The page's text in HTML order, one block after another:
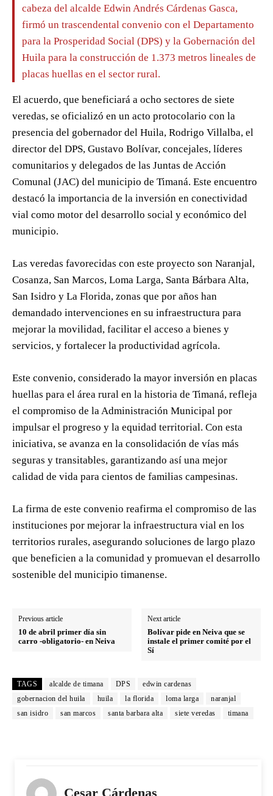
cabeza del alcalde Edwin Andrés Cárdenas Gasca,
firmó un trascendental convenio con el Departamento
para la Prosperidad Social (DPS) y la Gobernación del
Huila para la construcción de 1.373 metros lineales de
placas huellas en el sector rural.
El acuerdo, que beneficiará a ocho sectores de siete
veredas, se oficializó en un acto protocolario con la
presencia del gobernador del Huila, Rodrigo Villalba, el
director del DPS, Gustavo Bolívar, concejales, líderes
comunitarios y delegados de las Juntas de Acción
Comunal (JAC) del municipio de Timaná. Este encuentro
destacó la importancia de la inversión en conectividad
vial como motor del desarrollo social y económico del
municipio.
Las veredas favorecidas con este proyecto son Naranjal,
Cosanza, San Marcos, Loma Larga, Santa Bárbara Alta,
San Isidro y La Florida, zonas que por años han
demandado intervenciones en su infraestructura para
mejorar la movilidad, facilitar el acceso a bienes y
servicios, y fortalecer la productividad agrícola.
Este convenio, considerado la mayor inversión en placas
huellas para el área rural en la historia de Timaná, refleja
el compromiso de la Administración Municipal por
impulsar el progreso y la equidad territorial. Con esta
iniciativa, se avanza en la consolidación de vías más
seguras y transitables, garantizando así una mejor
calidad de vida para cientos de familias campesinas.
La firma de este convenio reafirma el compromiso de las
instituciones por mejorar la infraestructura vial en los
territorios rurales, asegurando soluciones de largo plazo
que beneficien a la comunidad y promuevan el desarrollo
sostenible del municipio timanense.
Previous article
10 de abril primer día sin
carro -obligatorio- en Neiva
Next article
Bolívar pide en Neiva que se
instale el primer comité por el
Sí
TAGS alcalde de timana DPS
edwin cardenas
gobernacion del huila
huila la florida loma larga
naranjal
san isidro
san marcos santa barbara alta siete veredas timana
Cesar Cárdenas